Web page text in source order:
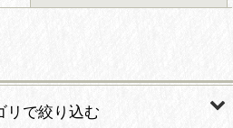
リで絞り込む